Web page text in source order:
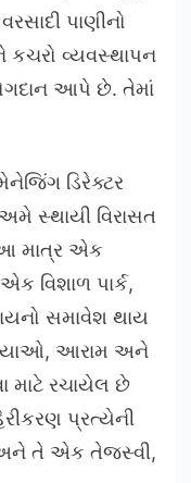
પાણીનો
કચરો વ્યવસ્થાપન
આપે છે. તેમાં
ડિરેક્ટર
સ્થાયી વિરાસત
આ માત્ર એક
વિશાળ પાર્ક,
સમાવેશ થાય
આરામ અને
માટે રચાયેલ છે
પ્રત્યેની
અને તે એક તેજસ્વી,